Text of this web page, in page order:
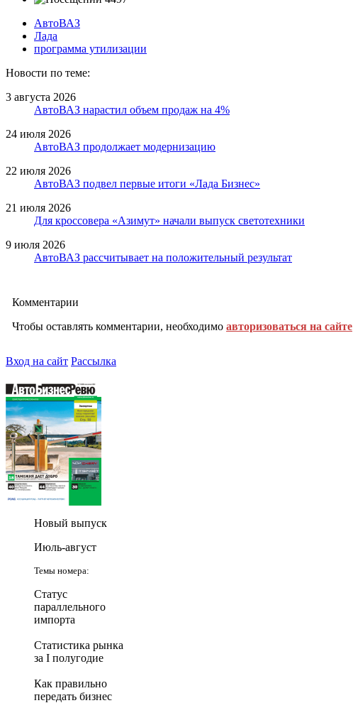
АвтоВАЗ
Лада
программа утилизации
Новости по теме:
3 августа 2026
АвтоВАЗ нарастил объем продаж на 4%
24 июля 2026
АвтоВАЗ продолжает модернизацию
22 июля 2026
АвтоВАЗ подвел первые итоги «Лада Бизнес»
21 июля 2026
Для кроссовера «Азимут» начали выпуск светотехники
9 июля 2026
АвтоВАЗ рассчитывает на положительный результат
Комментарии
Чтобы оставлять комментарии, необходимо авторизоваться на сайте
Вход на сайт Рассылка
Новый выпуск
Июль-август
Темы номера:
Статус
параллельного
импорта
Статистика рынка
за I полугодие
Как правильно
передать бизнес